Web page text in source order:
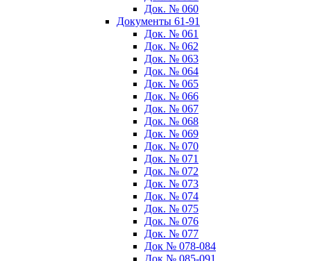
Док. № 060
Документы 61-91
Док. № 061
Док. № 062
Док. № 063
Док. № 064
Док. № 065
Док. № 066
Док. № 067
Док. № 068
Док. № 069
Док. № 070
Док. № 071
Док. № 072
Док. № 073
Док. № 074
Док. № 075
Док. № 076
Док. № 077
Док № 078-084
Док № 085-091